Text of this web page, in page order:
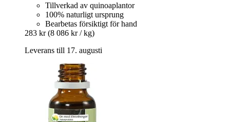
Tillverkad av quinoaplantor
100% naturligt ursprung
Bearbetas försiktigt för hand
283 kr (8 086 kr / kg)
Leverans till 17. augusti